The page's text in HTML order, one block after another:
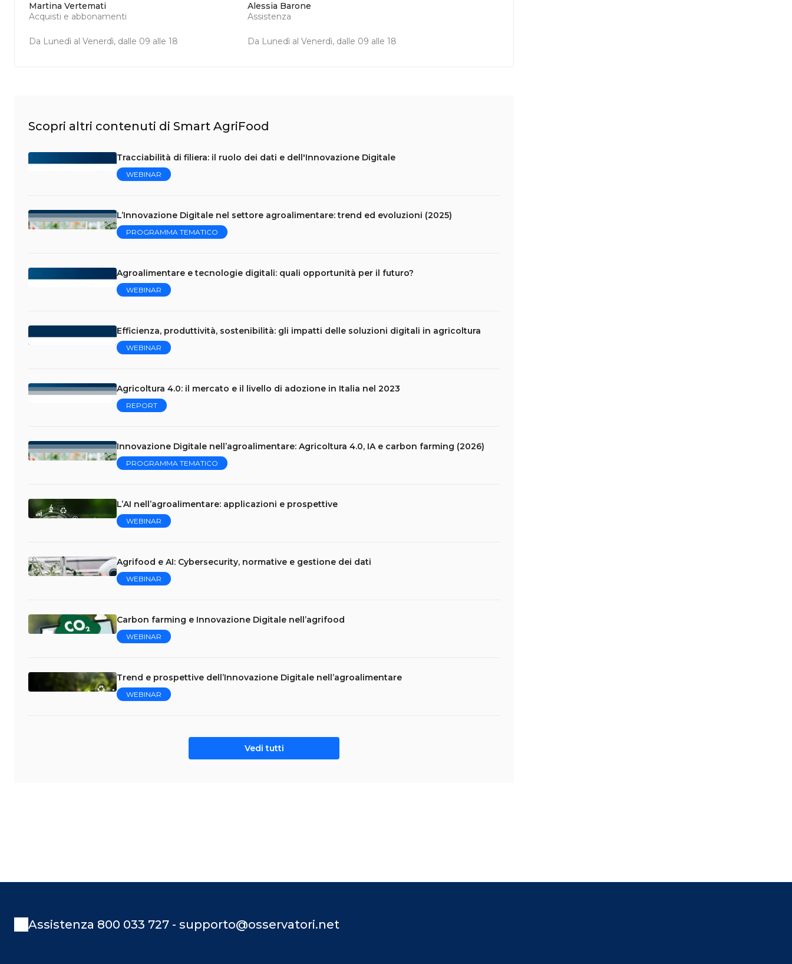
Martina Vertemati
Acquisti e abbonamenti
Da Lunedì al Venerdì, dalle 09 alle 18
Alessia Barone
Assistenza
Da Lunedì al Venerdì, dalle 09 alle 18
Scopri altri contenuti di Smart AgriFood
Tracciabilità di filiera: il ruolo dei dati e dell'Innovazione Digitale
WEBINAR
L’Innovazione Digitale nel settore agroalimentare: trend ed evoluzioni (2025)
PROGRAMMA TEMATICO
Agroalimentare e tecnologie digitali: quali opportunità per il futuro?
WEBINAR
Efficienza, produttività, sostenibilità: gli impatti delle soluzioni digitali in agricoltura
WEBINAR
Agricoltura 4.0: il mercato e il livello di adozione in Italia nel 2023
REPORT
Innovazione Digitale nell’agroalimentare: Agricoltura 4.0, IA e carbon farming (2026)
PROGRAMMA TEMATICO
L’AI nell’agroalimentare: applicazioni e prospettive
WEBINAR
Agrifood e AI: Cybersecurity, normative e gestione dei dati
WEBINAR
Carbon farming e Innovazione Digitale nell’agrifood
WEBINAR
Trend e prospettive dell’Innovazione Digitale nell’agroalimentare
WEBINAR
Vedi tutti
Assistenza 800 033 727 - supporto@osservatori.net